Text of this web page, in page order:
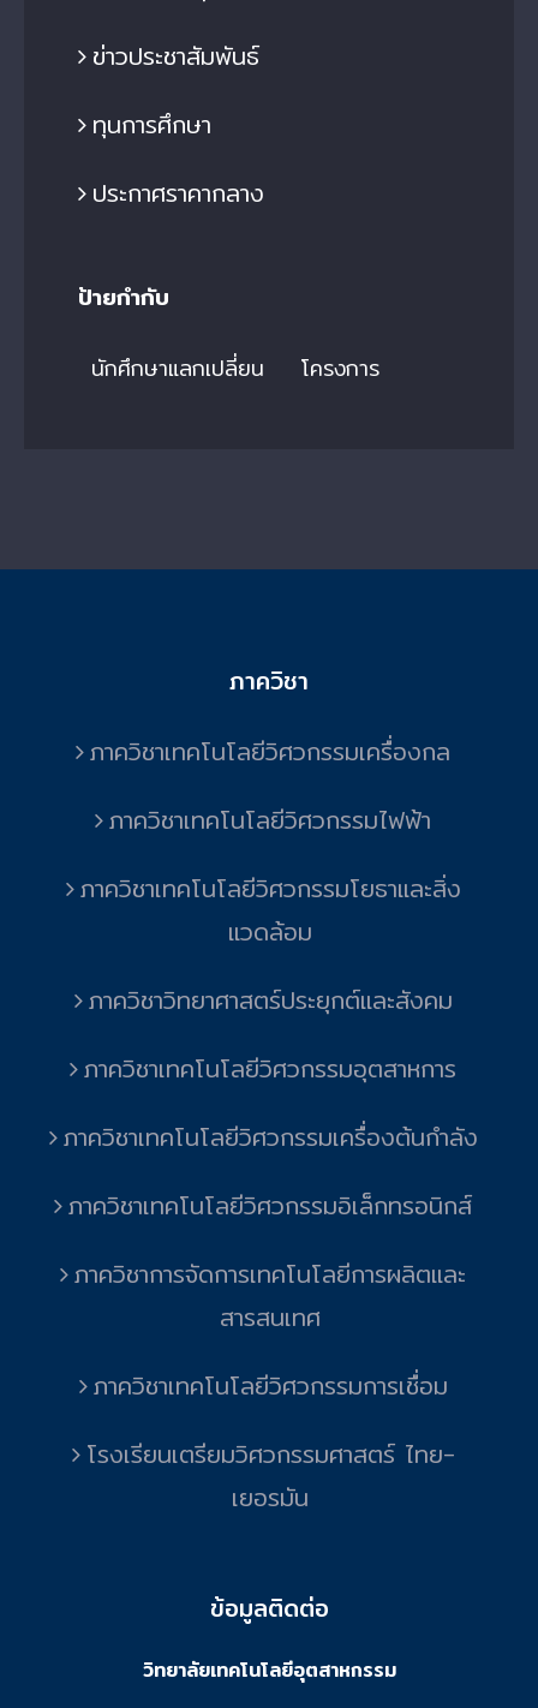
ข่าวประชาสัมพันธ์
ทุนการศึกษา
ประกาศราคากลาง
ป้ายกำกับ
นักศึกษาแลกเปลี่ยน โครงการ
ภาควิชา
ภาควิชาเทคโนโลยีวิศวกรรมเครื่องกล
ภาควิชาเทคโนโลยีวิศวกรรมไฟฟ้า
ภาควิชาเทคโนโลยีวิศวกรรมโยธาและสิ่ง
แวดล้อม
ภาควิชาวิทยาศาสตร์ประยุกต์และสังคม
ภาควิชาเทคโนโลยีวิศวกรรมอุตสาหการ
ภาควิชาเทคโนโลยีวิศวกรรมเครื่องต้นกำลัง
ภาควิชาเทคโนโลยีวิศวกรรมอิเล็กทรอนิกส์
ภาควิชาการจัดการเทคโนโลยีการผลิตและ
สารสนเทศ
ภาควิชาเทคโนโลยีวิศวกรรมการเชื่อม
โรงเรียนเตรียมวิศวกรรมศาสตร์ ไทย-
เยอรมัน
ข้อมูลติดต่อ
วิทยาลัยเทคโนโลยีอุตสาหกรรม